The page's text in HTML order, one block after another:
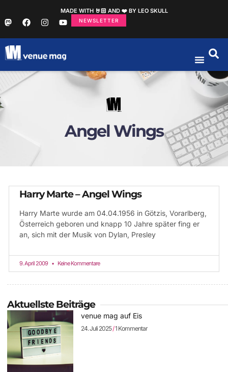
MADE WITH 🤘🏻 AND ❤️ BY LEO SKULL
NEWSLETTER
Angel Wings
Harry Marte – Angel Wings
Harry Marte wurde am 04.04.1956 in Götzis, Vorarlberg,
Österreich geboren und knapp 10 Jahre später fing er
an, sich mit der Musik von Dylan, Presley
9. April 2009 Keine Kommentare
Aktuellste Beiträge
venue mag auf Eis
24. Juli 2025 1 Kommentar